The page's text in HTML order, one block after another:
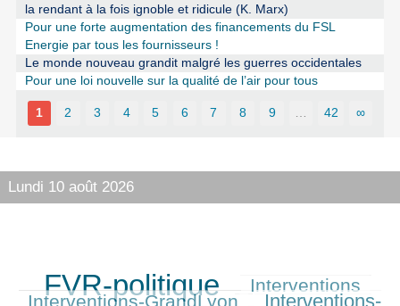
la rendant à la fois ignoble et ridicule (K. Marx)
Pour une forte augmentation des financements du FSL
Energie par tous les fournisseurs !
Le monde nouveau grandit malgré les guerres occidentales
Pour une loi nouvelle sur la qualité de l’air pour tous
1 2 3 4 5 6 7 8 9 … 42 ∞
Lundi 10 août 2026
1727/1727
FVR-politique
743/1727 Interventions
637/1727
Interventions-GrandLyon
822/1727 Interventions-